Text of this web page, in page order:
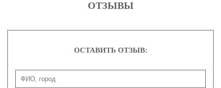
ОТЗЫВЫ
ОСТАВИТЬ ОТЗЫВ: